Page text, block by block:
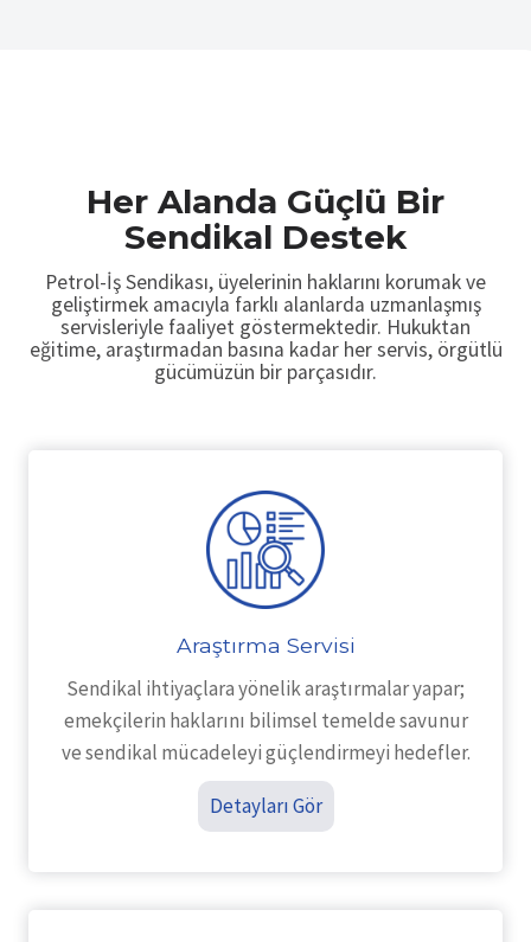
Her Alanda Güçlü Bir
Sendikal Destek
Petrol-İş Sendikası, üyelerinin haklarını korumak ve
geliştirmek amacıyla farklı alanlarda uzmanlaşmış
servisleriyle faaliyet göstermektedir. Hukuktan
eğitime, araştırmadan basına kadar her servis, örgütlü
gücümüzün bir parçasıdır.
Araştırma Servisi
Sendikal ihtiyaçlara yönelik araştırmalar yapar;
emekçilerin haklarını bilimsel temelde savunur
ve sendikal mücadeleyi güçlendirmeyi hedefler.
Detayları Gör